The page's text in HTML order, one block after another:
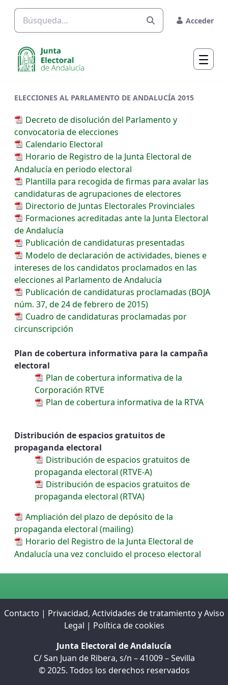
Saltar al contenido principal
Acceder
ELECCIONES AL PARLAMENTO DE ANDALUCÍA 2015
Decreto de disolución del Parlamento y
convocatoria de elecciones
Calendario Electoral
Horario de Registro de la Junta Electoral de
Andalucía en periodo electoral
Plantilla para recogida de firmas para avalar las
candidaturas de agrupaciones de electores
Directorio de Juntas Electorales Provinciales
Formaciones acreditadas ante la Junta Electoral
de Andalucía
Publicación de candidaturas presentadas
Modelo de declaración de actividades, bienes e
intereses de los candidatos proclamados en las
elecciones al Parlamento de Andalucía
Publicación de candidaturas proclamadas (BOJA
núm. 37, de 24 de febrero de 2015)
Cuadro de candidaturas proclamadas por
circunscripción
Plan de cobertura informativa para la campaña
electoral
Plan de cobertura informativa de la
Corporación RTVE
Plan de cobertura informativa de la RTVA
Distribución de espacios gratuitos de
propaganda electoral
Distribución de espacios gratuitos de
propaganda electoral (RTVE-A)
Distribución de espacios gratuitos de
propaganda electoral (RTVA)
Ampliación del plazo de depósito de la
propaganda electoral (mailing)
Horario del Registro de la Junta Electoral de
Andalucía una vez concluido el proceso electoral
Contacto | Privacidad, Actividades de tratamiento y Aviso
Legal | Política de cookies
Junta Electoral de Andalucía
C/ San Juan de Ribera, s/n – 41009 – Sevilla
© 2025. Todos los derechos reservados